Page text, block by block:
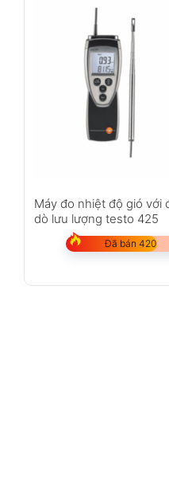
Máy đo nhiệt độ gió với
dò lưu lượng testo 425
Đã bán 420